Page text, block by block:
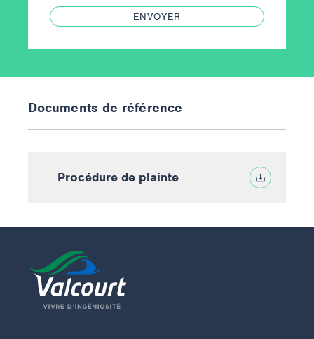
ENVOYER
Documents de référence
Procédure de plainte